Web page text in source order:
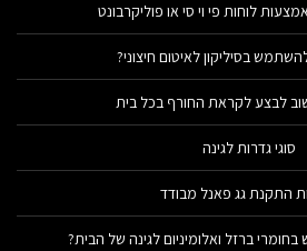
לוחות פי וי סי או פוליקרבונט
בסיליקון לאיטום חיצוני?
לבצע לקראת החורף בכל בית
סוגי גדרות לגינה
התקנת גג פאנל מבודד
ברזל ואלומיניום לגינה של הבית?